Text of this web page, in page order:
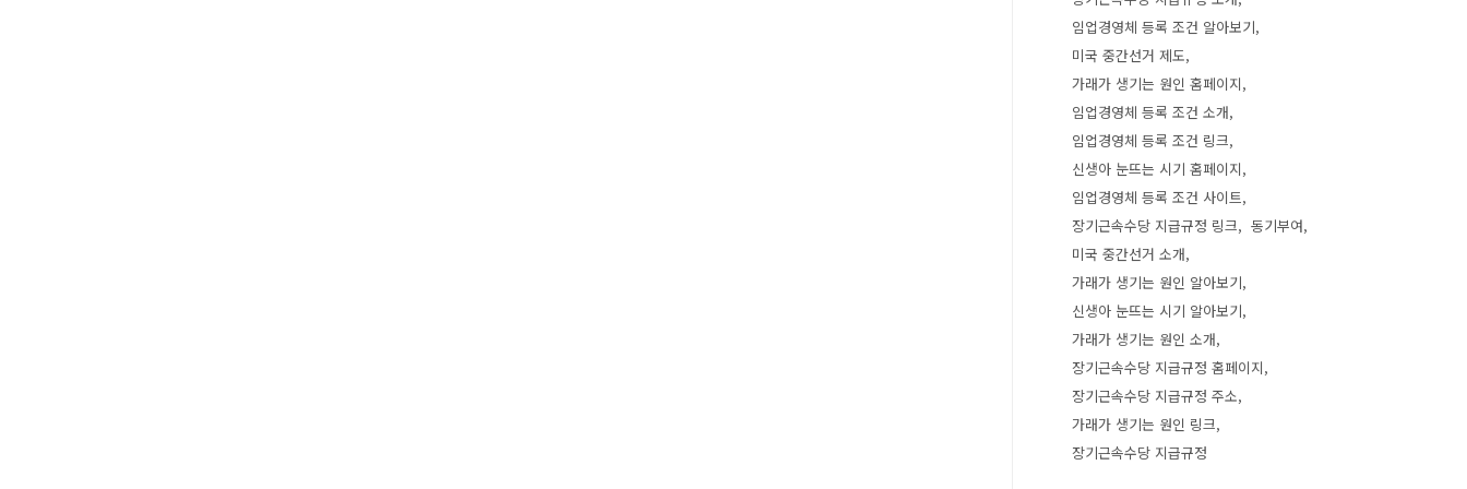
임업경영체 등록 조건 알아보기
미국 중간선거 제도
가래가 생기는 원인 홈페이지
임업경영체 등록 조건 소개
임업경영체 등록 조건 링크
신생아 눈뜨는 시기 홈페이지
임업경영체 등록 조건 사이트
장기근속수당 지급규정 링크
동기부여
미국 중간선거 소개
가래가 생기는 원인 알아보기
신생아 눈뜨는 시기 알아보기
가래가 생기는 원인 소개
장기근속수당 지급규정 홈페이지
장기근속수당 지급규정 주소
가래가 생기는 원인 링크
장기근속수당 지급규정